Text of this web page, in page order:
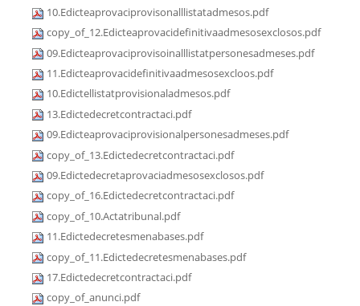
10.Edicteaprovaciprovisonalllistatadmesos.pdf
copy_of_12.Edicteaprovacidefinitivaadmesosexclosos.pdf
09.Edicteaprovaciprovisoinalllistatpersonesadmeses.pdf
11.Edicteaprovacidefinitivaadmesosexcloos.pdf
10.Edictellistatprovisionaladmesos.pdf
13.Edictedecretcontractaci.pdf
09.Edicteaprovaciprovisionalpersonesadmeses.pdf
copy_of_13.Edictedecretcontractaci.pdf
09.Edictedecretaprovaciadmesosexclosos.pdf
copy_of_16.Edictedecretcontractaci.pdf
copy_of_10.Actatribunal.pdf
11.Edictedecretesmenabases.pdf
copy_of_11.Edictedecretesmenabases.pdf
17.Edictedecretcontractaci.pdf
copy_of_anunci.pdf